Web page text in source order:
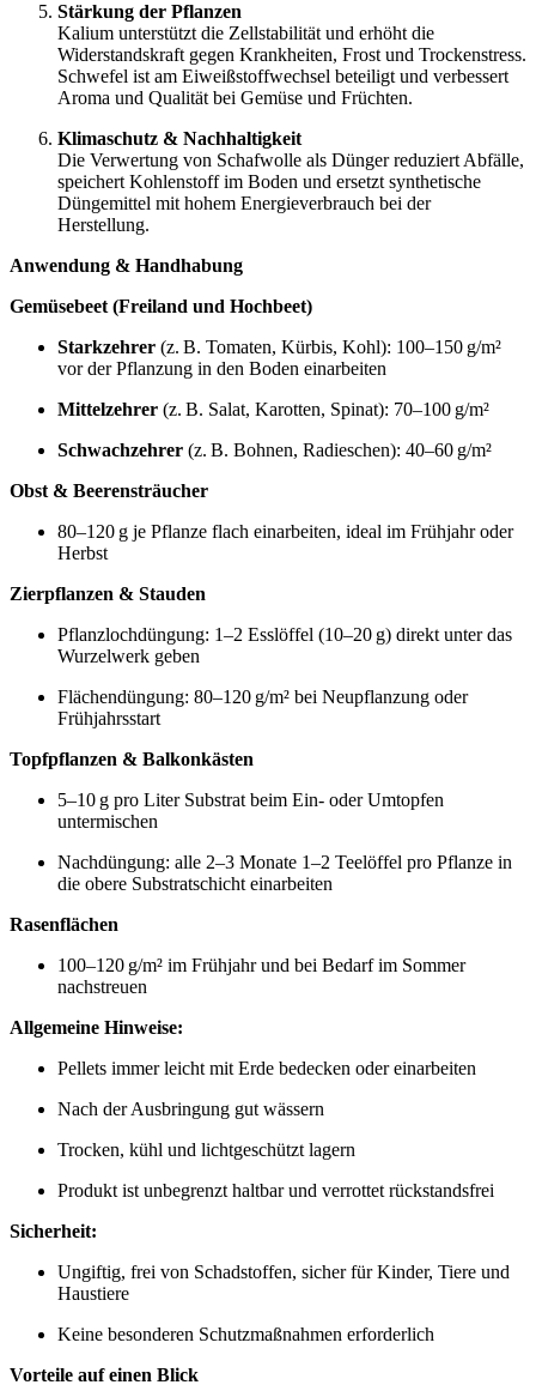
Stärkung der Pflanzen
Kalium unterstützt die Zellstabilität und erhöht die
Widerstandskraft gegen Krankheiten, Frost und Trockenstress.
Schwefel ist am Eiweißstoffwechsel beteiligt und verbessert
Aroma und Qualität bei Gemüse und Früchten.
Klimaschutz & Nachhaltigkeit
Die Verwertung von Schafwolle als Dünger reduziert Abfälle,
speichert Kohlenstoff im Boden und ersetzt synthetische
Düngemittel mit hohem Energieverbrauch bei der
Herstellung.
Anwendung & Handhabung
Gemüsebeet (Freiland und Hochbeet)
Starkzehrer (z. B. Tomaten, Kürbis, Kohl): 100–150 g/m²
vor der Pflanzung in den Boden einarbeiten
Mittelzehrer (z. B. Salat, Karotten, Spinat): 70–100 g/m²
Schwachzehrer (z. B. Bohnen, Radieschen): 40–60 g/m²
Obst & Beerensträucher
80–120 g je Pflanze flach einarbeiten, ideal im Frühjahr oder
Herbst
Zierpflanzen & Stauden
Pflanzlochdüngung: 1–2 Esslöffel (10–20 g) direkt unter das
Wurzelwerk geben
Flächendüngung: 80–120 g/m² bei Neupflanzung oder
Frühjahrsstart
Topfpflanzen & Balkonkästen
5–10 g pro Liter Substrat beim Ein- oder Umtopfen
untermischen
Nachdüngung: alle 2–3 Monate 1–2 Teelöffel pro Pflanze in
die obere Substratschicht einarbeiten
Rasenflächen
100–120 g/m² im Frühjahr und bei Bedarf im Sommer
nachstreuen
Allgemeine Hinweise:
Pellets immer leicht mit Erde bedecken oder einarbeiten
Nach der Ausbringung gut wässern
Trocken, kühl und lichtgeschützt lagern
Produkt ist unbegrenzt haltbar und verrottet rückstandsfrei
Sicherheit:
Ungiftig, frei von Schadstoffen, sicher für Kinder, Tiere und
Haustiere
Keine besonderen Schutzmaßnahmen erforderlich
Vorteile auf einen Blick